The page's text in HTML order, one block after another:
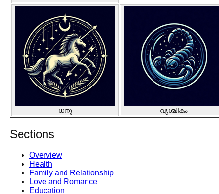
ധനു വൃശ്ചികം
Sections
Overview
Health
Family and Relationship
Love and Romance
Education